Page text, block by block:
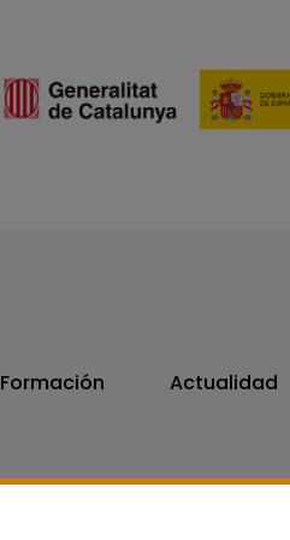
Formación Actualidad